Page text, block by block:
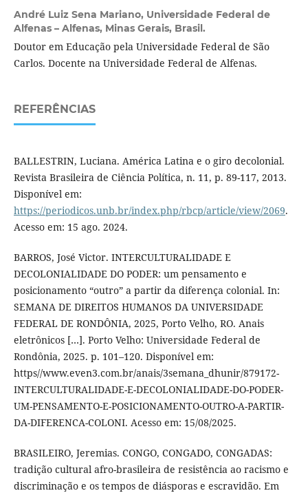
André Luiz Sena Mariano, Universidade Federal de
Alfenas – Alfenas, Minas Gerais, Brasil.
Doutor em Educação pela Universidade Federal de São
Carlos. Docente na Universidade Federal de Alfenas.
REFERÊNCIAS
BALLESTRIN, Luciana. América Latina e o giro decolonial.
Revista Brasileira de Ciência Política, n. 11, p. 89-117, 2013.
Disponível em:
https://periodicos.unb.br/index.php/rbcp/article/view/2069.
Acesso em: 15 ago. 2024.
BARROS, José Victor. INTERCULTURALIDADE E
DECOLONIALIDADE DO PODER: um pensamento e
posicionamento “outro” a partir da diferença colonial. In:
SEMANA DE DIREITOS HUMANOS DA UNIVERSIDADE
FEDERAL DE RONDÔNIA, 2025, Porto Velho, RO. Anais
eletrônicos […]. Porto Velho: Universidade Federal de
Rondônia, 2025. p. 101–120. Disponível em:
https//www.even3.com.br/anais/3semana_dhunir/879172-
INTERCULTURALIDADE-E-DECOLONIALIDADE-DO-PODER-
UM-PENSAMENTO-E-POSICIONAMENTO-OUTRO-A-PARTIR-
DA-DIFERENCA-COLONI. Acesso em: 15/08/2025.
BRASILEIRO, Jeremias. CONGO, CONGADO, CONGADAS:
tradição cultural afro-brasileira de resistência ao racismo e
discriminação e os tempos de diásporas e escravidão. Em